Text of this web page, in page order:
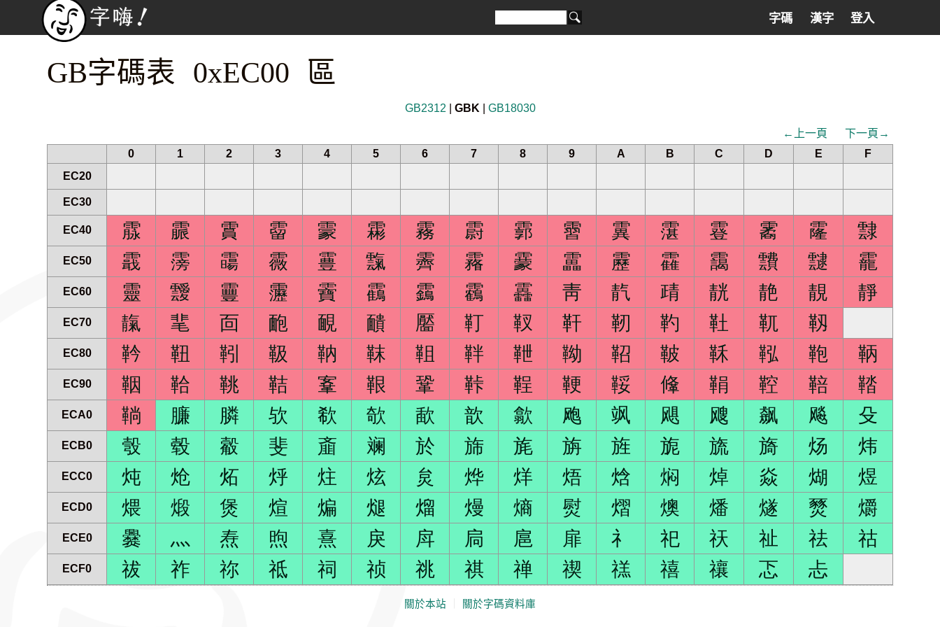
字碼 漢字 登入
GB字碼表 0xEC00 區
GB2312 GBK GB18030
←上一頁
下一頁→
0
1 2 3 4 5 6 7 8 9 A B C D E
F
EC20
EC30
EC40 霡 霢 霣 霤 霥 霦 霧 霨 霩 霫 霬 霮 霯 霱 霳 霴
EC50 霵 霶 霷 霺 霻 霼 霽 霿 靀 靁 靂 靃 靄 靅 靆 靇
EC60 靈 靉 靊 靋 靌 靍 靎 靏 靐 靑 靔 靕 靗 靘 靚 靜
EC70 靝 靟 靣 靤 靦 靧 靨 靪 靫 靬 靭 靮 靯 靰 靱
EC80 靲 靵 靷 靸 靹 靺 靻 靽 靾 靿 鞀 鞁 鞂 鞃 鞄 鞆
EC90 鞇 鞈 鞉 鞊 鞌 鞎 鞏 鞐 鞓 鞕 鞖 鞗 鞙 鞚 鞛 鞜
ECA0 鞝 臁 膦 欤 欷 欹 歃 歆 歙 飑 飒 飓 飕 飙 飚 殳
ECB0 彀 毂 觳 斐 齑 斓 於 旆 旄 旃 旌 旎 旒 旖 炀 炜
ECC0 炖 炝 炻 烀 炷 炫 炱 烨 烊 焐 焓 焖 焯 焱 煳 煜
ECD0 煨 煅 煲 煊 煸 煺 熘 熳 熵 熨 熠 燠 燔 燧 燹 爝
ECE0 爨 灬 焘 煦 熹 戾 戽 扃 扈 扉 礻 祀 祆 祉 祛 祜
ECF0 祓 祚 祢 祗 祠 祯 祧 祺 禅 禊 禚 禧 禳 忑 忐
關於本站 關於字碼資料庫